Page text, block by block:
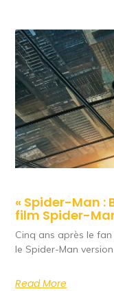
« Spider-Man :
film Spider-
Cinq ans après le
le Spider-Man
Read More